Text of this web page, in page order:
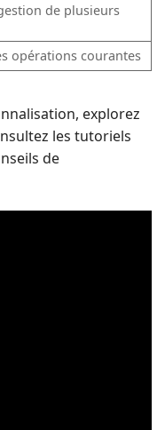
de plusieurs
opérations courantes
explorez
les tutoriels
de